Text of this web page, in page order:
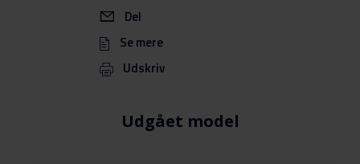
Udgået model
Del
Se mere
Udskriv